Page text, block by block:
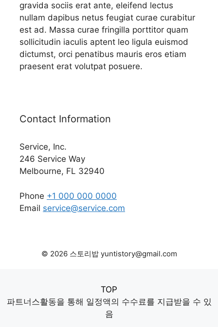
gravida sociis erat ante, eleifend lectus
nullam dapibus netus feugiat curae curabitur
est ad. Massa curae fringilla porttitor quam
sollicitudin iaculis aptent leo ligula euismod
dictumst, orci penatibus mauris eros etiam
praesent erat volutpat posuere.
Contact Information
Service, Inc.
246 Service Way
Melbourne, FL 32940
Phone +1 000 000 0000
Email service@service.com
© 2026 스토리밥 yuntistory@gmail.com
TOP
파트너스활동을 통해 일정액의 수수료를 지급받을 수 있
음